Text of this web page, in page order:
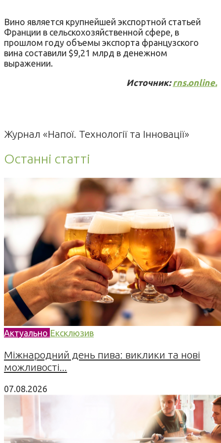
Вино является крупнейшей экспортной статьей
Франции в сельскохозяйственной сфере, в
прошлом году объемы экспорта французского
вина составили $9,21 млрд в денежном
выражении.
Источник: rns.online.
Журнал «Напої. Технології та Інновації»
Останні статті
Актуально Ексклюзив
Міжнародний день пива: виклики та нові
можливості...
07.08.2026